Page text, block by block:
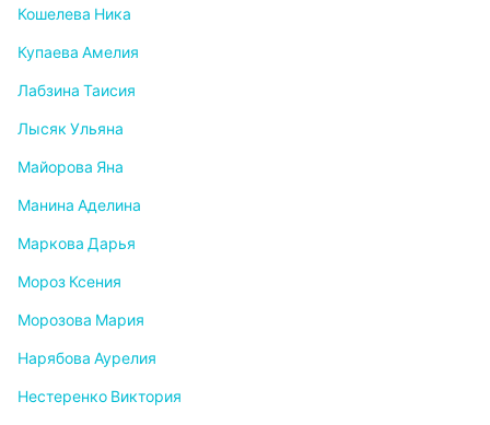
Кошелева Ника
Купаева Амелия
Лабзина Таисия
Лысяк Ульяна
Майорова Яна
Манина Аделина
Маркова Дарья
Мороз Ксения
Морозова Мария
Нарябова Аурелия
Нестеренко Виктория